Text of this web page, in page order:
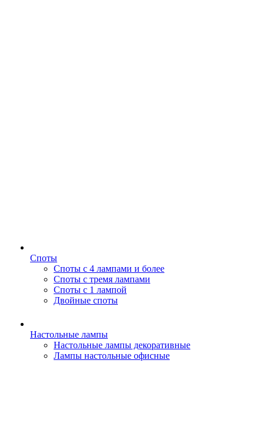
Споты
Споты с 4 лампами и более
Споты с тремя лампами
Споты с 1 лампой
Двойные споты
Настольные лампы
Настольные лампы декоративные
Лампы настольные офисные